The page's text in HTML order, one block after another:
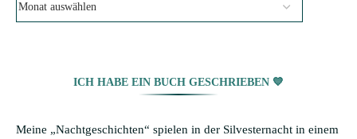
ICH HABE EIN BUCH GESCHRIEBEN 💙
Meine „Nachtgeschichten“ spielen in der Silvesternacht in einem